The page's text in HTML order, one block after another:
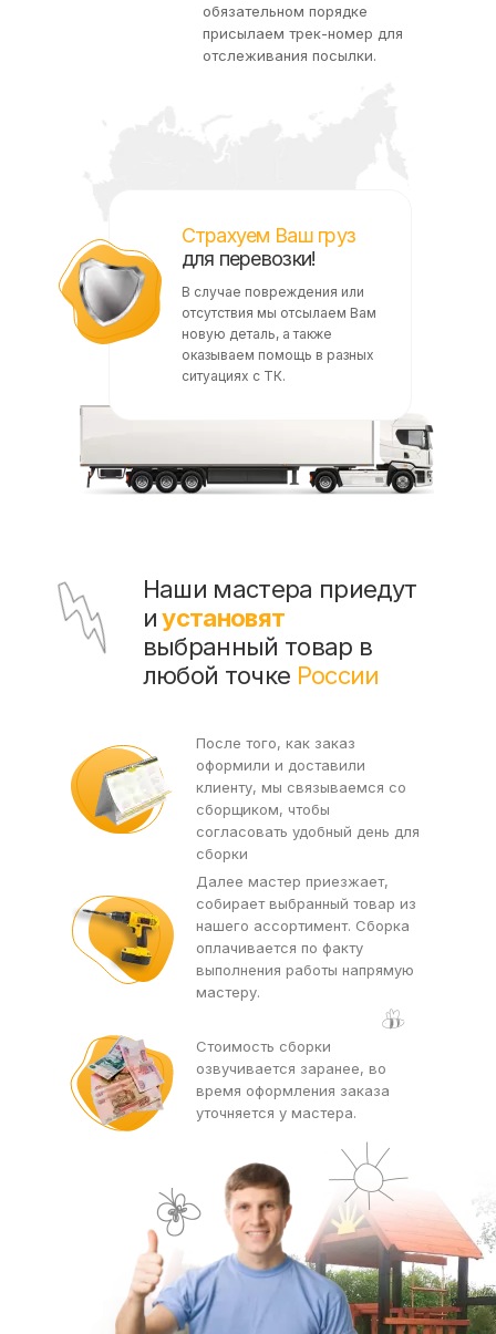
Страхуем Ваш груз
для перевозки!
В случае повреждения или
отсутствия мы отсылаем Вам
новую деталь, а также
оказываем помощь в разных
ситуациях с ТК.
обязательном порядке
присылаем трек-номер для
отслеживания посылки.
Наши мастера приедут
иустановят
выбранный товар в
любой точке России
После того, как заказ
оформили и доставили
клиенту, мы связываемся со
сборщиком, чтобы
согласовать удобный день для
сборки
Далее мастер приезжает,
собирает выбранный товар из
нашего ассортимент. Сборка
оплачивается по факту
выполнения работы напрямую
мастеру.
Стоимость сборки
озвучивается заранее, во
время оформления заказа
уточняется у мастера.